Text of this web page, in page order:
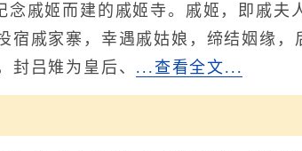
戚姬而建的戚姬寺。戚姬，即戚夫
戚家寨，幸遇戚姑娘，缔结姻缘，
封吕雉为皇后、 ...查看全文...